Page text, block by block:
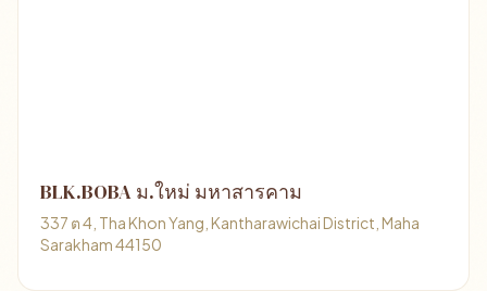
BLK.BOBA ม.ใหม่ มหาสารคาม
337 ต 4, Tha Khon Yang, Kantharawichai District, Maha
Sarakham 44150